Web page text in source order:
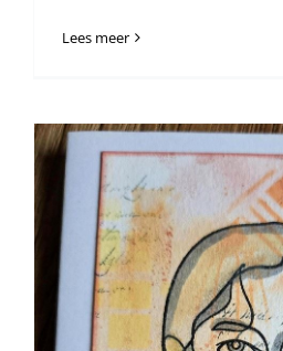
Lees meer